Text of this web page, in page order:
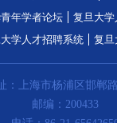
年学者论坛
复旦大学
学人才招聘系统
复旦
：上海市杨浦区邯郸
邮编：200433